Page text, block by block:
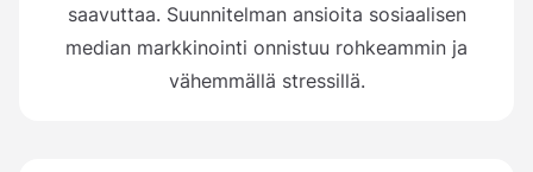
saavuttaa. Suunnitelman ansioita sosiaalisen
median markkinointi onnistuu rohkeammin ja
vähemmällä stressillä.